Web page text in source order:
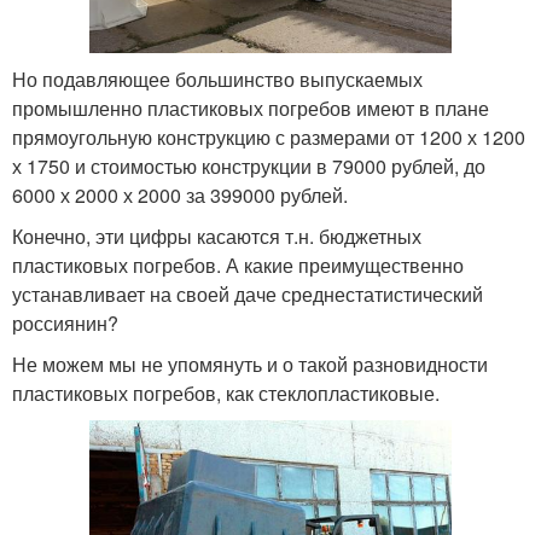
Но подавляющее большинство выпускаемых
промышленно пластиковых погребов имеют в плане
прямоугольную конструкцию с размерами от 1200 х 1200
х 1750 и стоимостью конструкции в 79000 рублей, до
6000 х 2000 х 2000 за 399000 рублей.
Конечно, эти цифры касаются т.н. бюджетных
пластиковых погребов. А какие преимущественно
устанавливает на своей даче среднестатистический
россиянин?
Не можем мы не упомянуть и о такой разновидности
пластиковых погребов, как стеклопластиковые.